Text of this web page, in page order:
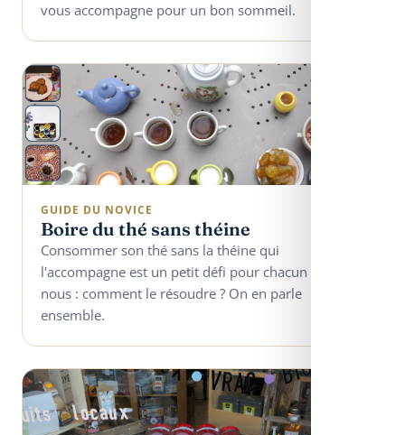
vous accompagne pour un bon sommeil.
GUIDE DU NOVICE
Boire du thé sans théine
Consommer son thé sans la théine qui
l'accompagne est un petit défi pour chacun d'entre
nous : comment le résoudre ? On en parle
ensemble.